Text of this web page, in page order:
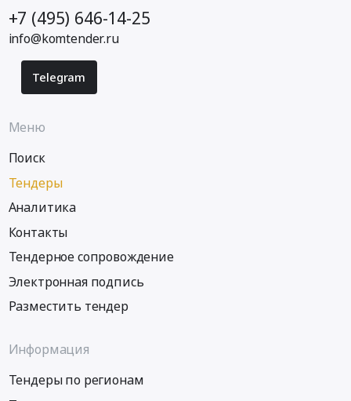
+7 (495) 646-14-25
info@komtender.ru
Telegram
Меню
Поиск
Тендеры
Аналитика
Контакты
Тендерное сопровождение
Электронная подпись
Разместить тендер
Информация
Тендеры по регионам